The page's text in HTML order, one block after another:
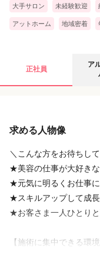
アシスタントからス
リスト、チーフ、そして
め、成長がそのまま確か
プラージュならでは
ムや話題の商品を、お得
② 自社の保養所を無
根といった、日本屈指の
きます。
休日のリフレッシ
〜そのほかにも、安心し
・残業ほぼ無し（自分の
大手サロン 未経験歓迎
アットホーム 地域密着
アルバ
時給1,100円〜1,350円
※週3日～、1日4h～OK
※昇給あり
※【美容師免許必須】
▼実際の勤務イメージ
②仕事とプライベート
正社員
ア
求める人物像
＼こんな方をお待ちし
★美容の仕事が大好き
★元気に明るくお仕事
★スキルアップして成
★お客さま一人ひとり
【施術に集中できる環
当社ではデジタル・IT